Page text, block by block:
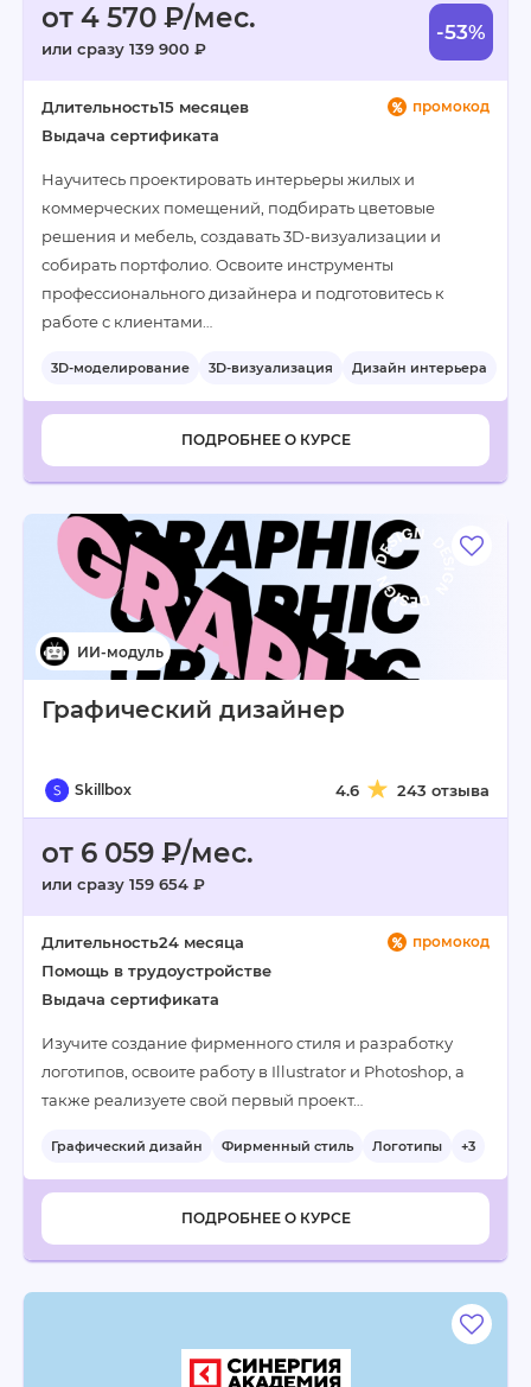
от 4 570 ₽/мес.
или сразу 139 900 ₽
-53%
промокод
Длительность15 месяцев
Выдача сертификата
Научитесь проектировать интерьеры жилых и
коммерческих помещений, подбирать цветовые
решения и мебель, создавать 3D-визуализации и
собирать портфолио. Освоите инструменты
профессионального дизайнера и подготовитесь к
работе с клиентами…
3D-моделирование 3D-визуализация
Дизайн интерьера
+4
ПОДРОБНЕЕ О КУРСЕ
Графический дизайнер
Skillbox 4.6 243 отзыва
от 6 059 ₽/мес.
или сразу 159 654 ₽
промокод
Длительность24 месяца
Помощь в трудоустройстве
Выдача сертификата
Изучите создание фирменного стиля и разработку
логотипов, освоите работу в Illustrator и Photoshop, а
также реализуете свой первый проект…
Графический дизайн Фирменный стиль Логотипы +3
ПОДРОБНЕЕ О КУРСЕ